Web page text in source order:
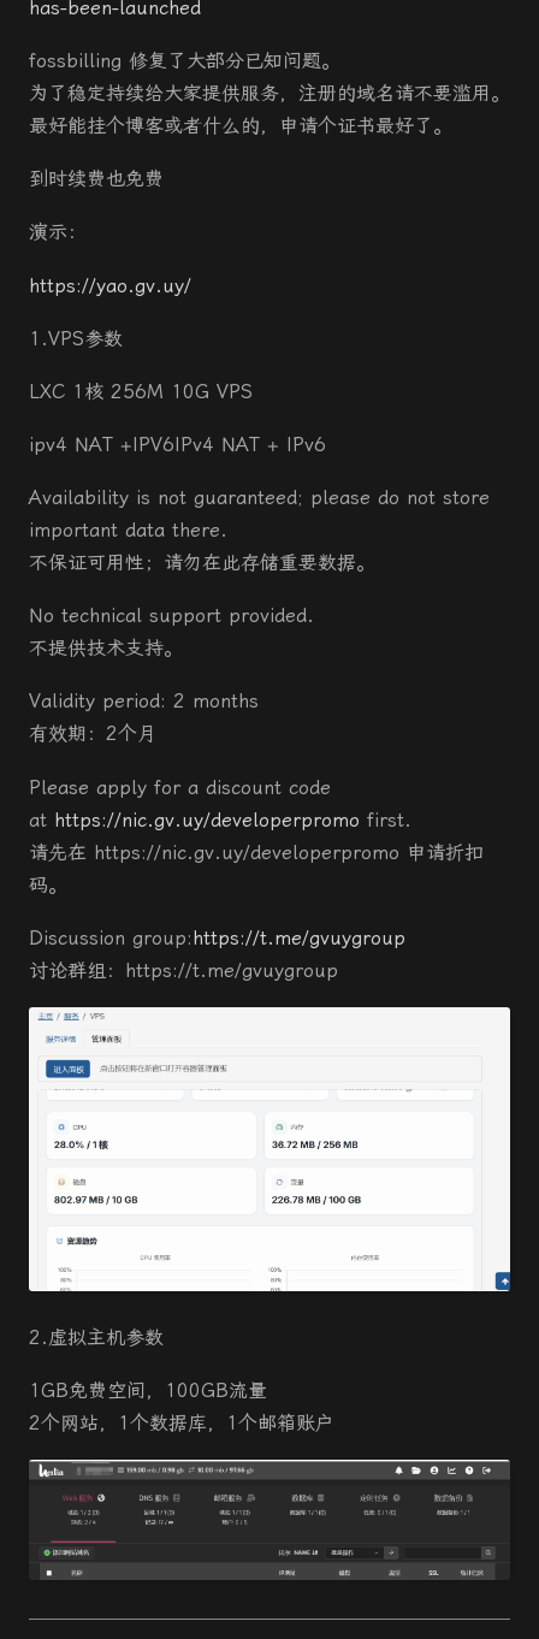
has-been-launched
fossbilling 修复了大部分已知问题。
为了稳定持续给大家提供服务，注册的域名请不要滥用。
最好能挂个博客或者什么的，申请个证书最好了。
到时续费也免费
演示：
https://yao.gv.uy/
1.VPS参数
LXC 1核 256M 10G VPS
ipv4 NAT +IPV6IPv4 NAT + IPv6
Availability is not guaranteed; please do not store
important data there.
不保证可用性；请勿在此存储重要数据。
No technical support provided.
不提供技术支持。
Validity period: 2 months
有效期：2个月
Please apply for a discount code
at https://nic.gv.uy/developerpromo first.
请先在 https://nic.gv.uy/developerpromo 申请折扣
码。
Discussion group:https://t.me/gvuygroup
讨论群组：https://t.me/gvuygroup
2.虚拟主机参数
1GB免费空间，100GB流量
2个网站，1个数据库，1个邮箱账户